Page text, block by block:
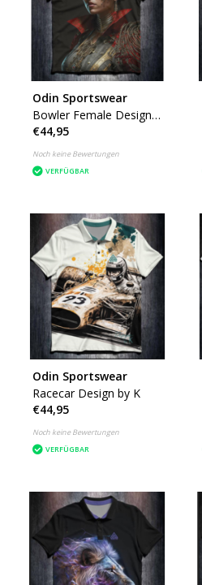
Odin Sportswear
Bowler Female Design
by K
€44,95
Noch keine Bewertungen
VERFÜGBAR
Odin Sportswear
Racecar Design by K
€44,95
Noch keine Bewertungen
VERFÜGBAR